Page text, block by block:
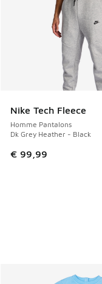
Nike Tech Fleece
Homme Pantalons
Dk Grey Heather - Black
€ 99,99